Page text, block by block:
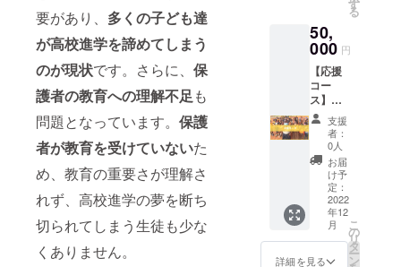
要があり、 多くの子ども達
が高校進学を諦めてしまう
のが現状です。さらに、 保
護者の教育への理解不足も
問題となっています。 保護
者が教育を受けていないた
め、教育の重要さが理解さ
れず、高校進学の夢を断ち
切られてしまう生徒も少な
くありません。
キャリ
ア教育
事業責
任者＆
ViVID代
表蔵田
からお
礼の
メッ
セージ
をお送
りいた
しま
す。 ・
当団体
の各種
SNSな
ルアド
レスに
お礼
メー
ル、ご
自宅に
ViVIDオ
リジナ
ルカレ
ンダー
をお送
りいた
しま
す。 ま
た、当
団体各
種SNS
す
る
50,
000 円
【応援
コー
ス】お
礼メー
ル＋
ViVID現
地ガー
ナ人ス
タッフ
からの
メッ
セージ
＋各種
SNSに
支援
者：
0人
お届
け予
定：
2022
年12
月
詳細を見る
こ
の
リ
タ
ー
ン